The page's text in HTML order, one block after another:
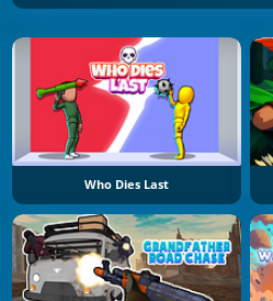
Who Dies Last